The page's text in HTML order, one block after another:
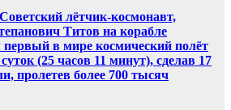
лётчик-космонавт,
Титов на корабле
первый в мире космический полёт
(25 часов 11 минут), сделав 17
пролетев более 700 тысяч